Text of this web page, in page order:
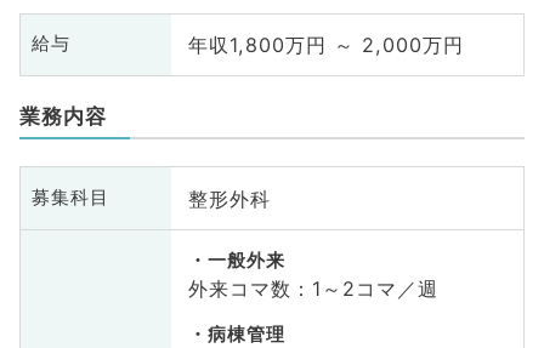
給与 年収1,800万円 ～ 2,000万円
業務内容
募集科目 整形外科
一般外来
外来コマ数：1～2コマ／週
病棟管理